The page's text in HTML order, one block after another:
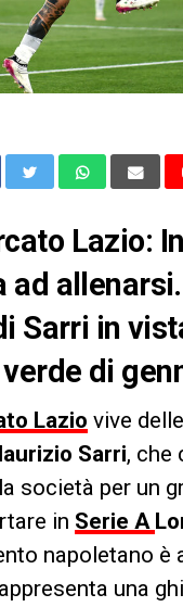
Lazio:
ad
Sarri in
di
Lazio vive
Sarri, che
società per un
in Serie A
napoletano è
una